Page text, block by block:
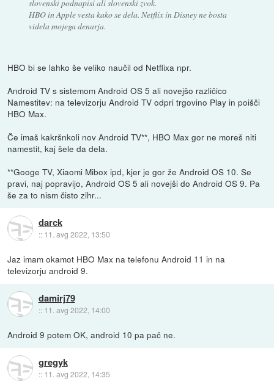
slovenski podnapisi ali slovenski zvok.
HBO in Apple vesta kako se dela. Netflix in Disney ne bosta
videla mojega denarja.
HBO bi se lahko še veliko naučil od Netflixa npr.
Android TV s sistemom Android OS 5 ali novejšo različico
Namestitev: na televizorju Android TV odpri trgovino Play in poišči
HBO Max.
Če imaš kakršnkoli nov Android TV**, HBO Max gor ne moreš niti
namestit, kaj šele da dela.
**Googe TV, Xiaomi Mibox ipd, kjer je gor že Android OS 10. Se
pravi, naj popravijo, Android OS 5 ali novejši do Android OS 9. Pa
še za to nism čisto zihr...
darck
:: 11. avg 2022, 13:50
Jaz imam okamot HBO Max na telefonu Android 11 in na
televizorju android 9.
damirj79
:: 11. avg 2022, 14:00
Android 9 potem OK, android 10 pa pač ne.
gregyk
:: 11. avg 2022, 14:35